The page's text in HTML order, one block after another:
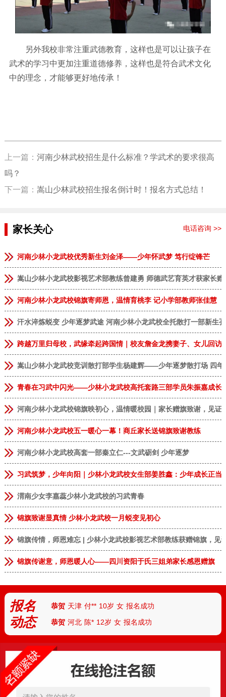
另外我校非常注重武德教育，这样也是可以让孩子在
武术的学习中更加注重道德修养，这样也是符合武术文化
中的理念，才能够更好地传承！
上一篇： 河南少林武校招生是什么标准？学武术的要求很高
吗？
下一篇： 嵩山少林武校招生报名倒计时！报名方式总结！
家长关心 电话咨询 >>
河南少林小龙武校优秀新生刘金泽——少年怀武梦 笃行绽锋芒
嵩山少林小龙武校影视艺术部教练曾建勇 师德武艺育英才获家长赠
河南少林小龙武校锦旗寄师恩，温情育桃李 记小学部教师张佳慧
汗水淬炼蜕变 少年逐梦武途 河南少林小龙武校全托散打一部新生
跨越万里归母校，武缘牵起跨国情｜校友詹金龙携妻子、女儿回访
嵩山少林小龙武校竞训散打部学生杨建辉——少年逐梦散打场 四年
青春在习武中闪光——少林小龙武校高托套路三部学员朱振嘉成长
河南少林小龙武校锦旗映初心，温情暖校园｜家长赠旗致谢，见证
河南少林小龙武校五一暖心一幕！商丘家长送锦旗致谢教练
河南少林小龙武校高套一部秦立仁---文武砺剑 少年逐梦
习武筑梦，少年向阳｜少林小龙武校女生部姜胜鑫：少年成长正当
渭南少女李嘉蕊少林小龙武校的习武青春
锦旗致谢显真情 少林小龙武校一月蜕变见初心
锦旗传情，师恩难忘 | 少林小龙武校影视艺术部教练获赠锦旗，见
锦旗传谢意，师恩暖人心——四川资阳于氏三姐弟家长感恩赠旗
报名
动态
恭贺 河南郑州 李** 13岁 男 报名成功
恭贺 河南郑州 8岁 女 报名成功
恭贺 河南商丘 张** 9岁 女 报名成功
恭贺 天津 付** 10岁 女 报名成功
恭贺 河北 陈* 12岁 女 报名成功
恭贺
湖北襄阳 路* 13岁 男 报名成功